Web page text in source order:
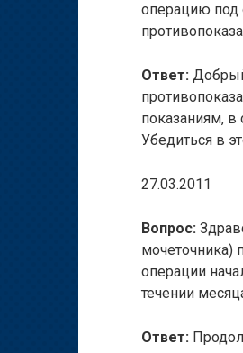
операцию под
Ответ:
показаниям, в
Убедиться в
27.03.2011
Вопрос:
мочеточника)
операции
течении
Ответ: